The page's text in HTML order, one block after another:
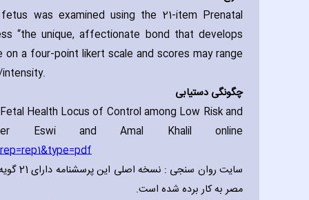
was examined using the 21-item Prenatal
“the unique‚ affectionate bond that develops
a four-point likert scale and scores may range
چگونگی دستیابی
Health Locus of Control among Low Risk and
Eswi and Amal Khalil online
سایت
مصر به کار برده شده است.